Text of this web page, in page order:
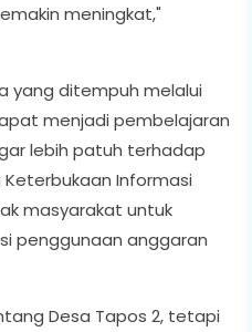
meningkat,"
yang ditempuh melalui
menjadi pembelajaran
lebih patuh terhadap
Informasi
masyarakat untuk
penggunaan anggaran
Desa Tapos 2, tetapi